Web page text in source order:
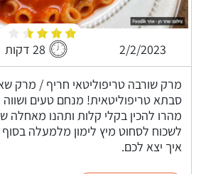
2/2/2023 28 דקות
מרק שורבה טריפוליטאי חריף / מרק
סבתא טריפוליטאית! מנחם טעים
מהרו להכין בקלי קלות ותהנו
לשכוח לסחוט מיץ לימון מלמעלה
איך יצא לכם.